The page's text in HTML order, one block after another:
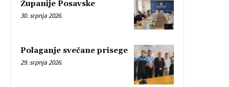
Županije Posavske
30. srpnja 2026.
Polaganje svečane prisege
29. srpnja 2026.